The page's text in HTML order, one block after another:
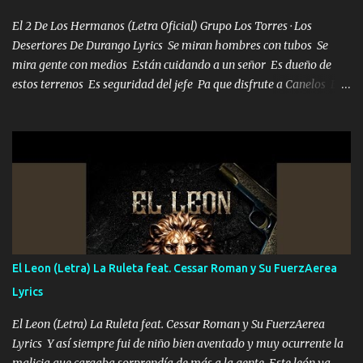
mueven solo por el interés P...
El 2 De Los Hermanos (Letra Oficial) Grupo Los Torres · Los
Desertores De Durango Lyrics Se miran hombres con tubos Se
mira gente con medios Están cuidando a un señor Es dueño de
estos terrenos Es seguridad del jefe Pa que disfrute a Canelos Es
ni tampoco las mujeres porque es platica de grandes por eso hay
que estar alegres doy las instrucciones para atender los deberes
Música Si es que salta algún problema de confianza tengo gente
ahí está el Hombre Cuarenta y también Pariente 7 arreglan
cualquier problema no más es cuestión que ordené NOS HACE
FALTA UN HERMANO DE CLAVE ERA EL 24 SIEMPRE FUE UN
HOMBRE VALIENTE POR ALGO M'URIÓ PELEAND0 SIEMPRE
VIO POR LA FAMILIA PARA QUE SIGA EL LEGADO Es el DOS de
los HERMANOS un cerebro inteligente y com...
El Leon (Letra) La Ruleta feat. Cessar Roman y Su FuerzAerea
Lyrics
El Leon (Letra) La Ruleta feat. Cessar Roman y Su FuerzAerea
Lyrics Y así siempre fui de niño bien aventado y muy ocurrente la